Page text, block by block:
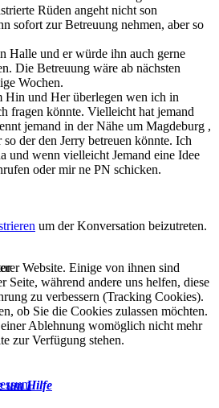
Rüden angeht nicht son
sofort zur Betreuung nehmen, aber so
Halle und er würde ihn auch gerne
Die Betreuung wäre ab nächsten
Wochen.
Hin und Her überlegen wen ich in
fragen könnte. Vielleicht hat jemand
jemand in der Nähe um Magdeburg ,
der den Jerry betreuen könnte. Ich
und wenn vielleicht Jemand eine Idee
oder mir ne PN schicken.
um der Konversation beizutreten.
um Hilfe
Website. Einige von ihnen sind
Seite, während andere uns helfen, diese
zu verbessern (Tracking Cookies).
ob Sie die Cookies zulassen möchten.
Ablehnung womöglich nicht mehr
zur Verfügung stehen.